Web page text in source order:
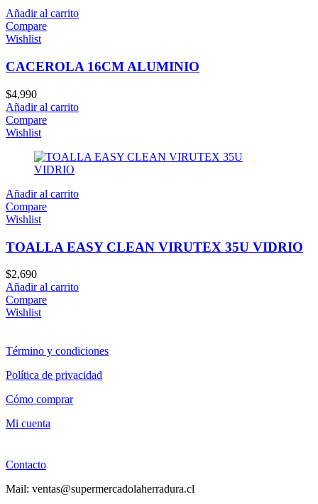
Añadir al carrito
Compare
Wishlist
CACEROLA 16CM ALUMINIO
$4,990
Añadir al carrito
Compare
Wishlist
Añadir al carrito
Compare
Wishlist
TOALLA EASY CLEAN VIRUTEX 35U VIDRIO
$2,690
Añadir al carrito
Compare
Wishlist
Término y condiciones
Política de privacidad
Cómo comprar
Mi cuenta
Contacto
Mail: ventas@supermercadolaherradura.cl